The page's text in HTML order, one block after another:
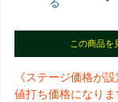
る
この商品を
《ステージ価格が
値打ち価格になりま